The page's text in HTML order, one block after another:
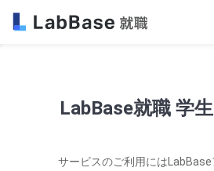
LabBase就職 学
サービスのご利用には